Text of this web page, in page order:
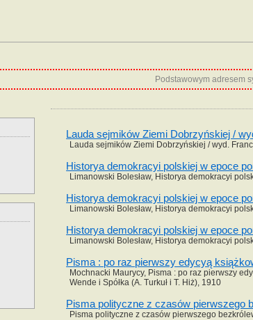
Podstawowym adresem
Lauda sejmików Ziemi Dobrzyńskiej /
Lauda sejmików Ziemi Dobrzyńskiej / wyd.
Historya demokracyi polskiej w epoce
Limanowski Bolesław, Historya demokracyi
Historya demokracyi polskiej w epoce
Limanowski Bolesław, Historya demokracyi
Historya demokracyi polskiej w epoce
Limanowski Bolesław, Historya demokracyi
Pisma : po raz pierwszy edycyą
Mochnacki Maurycy, Pisma : po raz pierwszy
Wende i Spółka (A. Turkuł i T. Hiż), 1910
Pisma polityczne z czasów pierwszego
Pisma polityczne z czasów pierwszego